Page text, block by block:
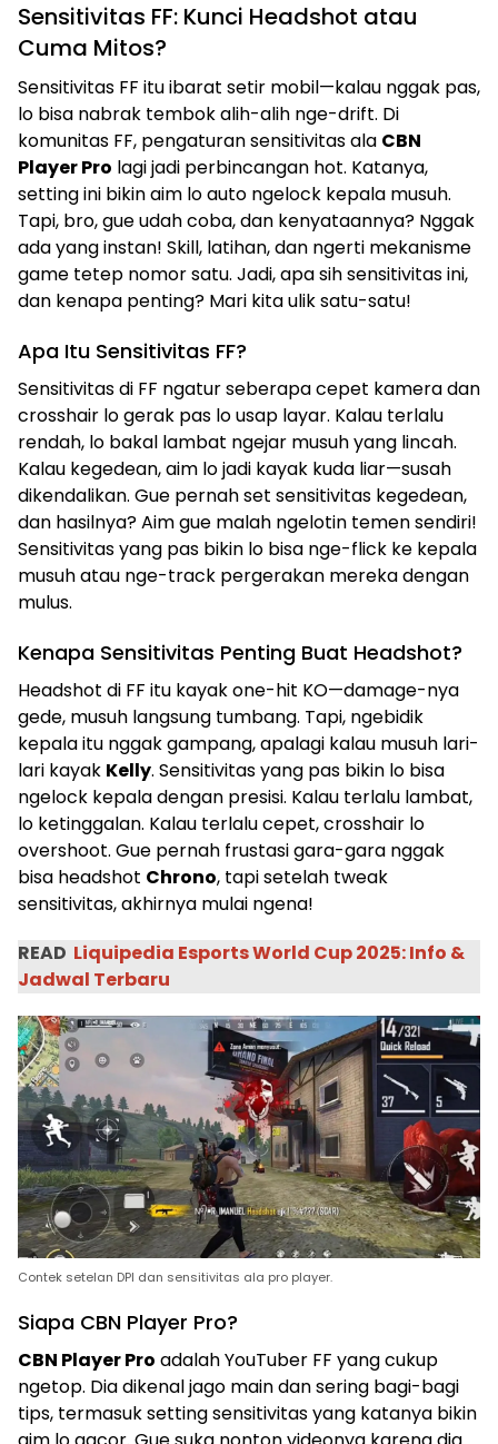
Sensitivitas FF: Kunci Headshot atau
Cuma Mitos?
Sensitivitas FF itu ibarat setir mobil—kalau nggak pas,
lo bisa nabrak tembok alih-alih nge-drift. Di
komunitas FF, pengaturan sensitivitas ala CBN
Player Pro lagi jadi perbincangan hot. Katanya,
setting ini bikin aim lo auto ngelock kepala musuh.
Tapi, bro, gue udah coba, dan kenyataannya? Nggak
ada yang instan! Skill, latihan, dan ngerti mekanisme
game tetep nomor satu. Jadi, apa sih sensitivitas ini,
dan kenapa penting? Mari kita ulik satu-satu!
Apa Itu Sensitivitas FF?
Sensitivitas di FF ngatur seberapa cepet kamera dan
crosshair lo gerak pas lo usap layar. Kalau terlalu
rendah, lo bakal lambat ngejar musuh yang lincah.
Kalau kegedean, aim lo jadi kayak kuda liar—susah
dikendalikan. Gue pernah set sensitivitas kegedean,
dan hasilnya? Aim gue malah ngelotin temen sendiri!
Sensitivitas yang pas bikin lo bisa nge-flick ke kepala
musuh atau nge-track pergerakan mereka dengan
mulus.
Kenapa Sensitivitas Penting Buat Headshot?
Headshot di FF itu kayak one-hit KO—damage-nya
gede, musuh langsung tumbang. Tapi, ngebidik
kepala itu nggak gampang, apalagi kalau musuh lari-
lari kayak Kelly. Sensitivitas yang pas bikin lo bisa
ngelock kepala dengan presisi. Kalau terlalu lambat,
lo ketinggalan. Kalau terlalu cepet, crosshair lo
overshoot. Gue pernah frustasi gara-gara nggak
bisa headshot Chrono, tapi setelah tweak
sensitivitas, akhirnya mulai ngena!
READ Liquipedia Esports World Cup 2025: Info &
Jadwal Terbaru
Contek setelan DPI dan sensitivitas ala pro player.
Siapa CBN Player Pro?
CBN Player Pro adalah YouTuber FF yang cukup
ngetop. Dia dikenal jago main dan sering bagi-bagi
tips, termasuk setting sensitivitas yang katanya bikin